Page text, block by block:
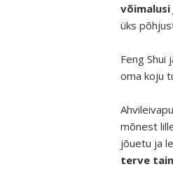
üks
Feng
oma koju
mõnest
jõuetu ja
terve